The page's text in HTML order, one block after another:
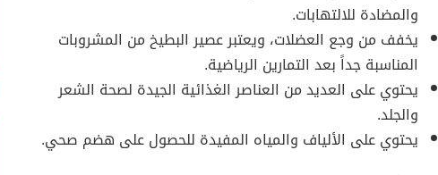
والمضادة للالتهابات.
يخفف من وجع العضلات، ويعتبر عصير البطيخ من المشروبات
المناسبة جداً بعد التمارين الرياضية.
يحتوي على العديد من العناصر الغذائية الجيدة لصحة الشعر
والجلد.
يحتوي على الألياف والمياه المفيدة للحصول على هضم صحي.